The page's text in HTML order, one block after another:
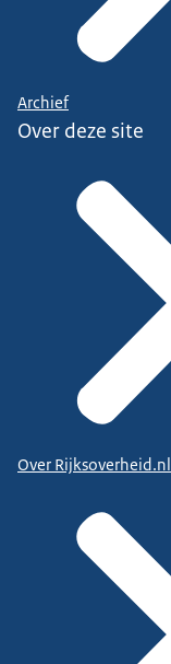
Archief
Over deze site
Over Rijksoverheid.nl